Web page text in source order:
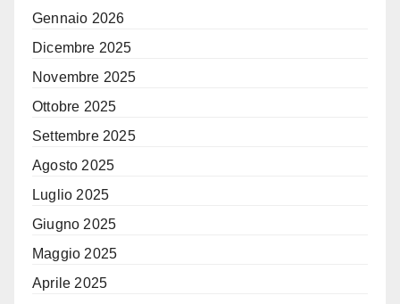
Gennaio 2026
Dicembre 2025
Novembre 2025
Ottobre 2025
Settembre 2025
Agosto 2025
Luglio 2025
Giugno 2025
Maggio 2025
Aprile 2025